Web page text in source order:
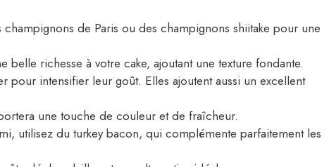
de Paris ou des champignons shiitake pour une
belle richesse à votre cake, ajoutant une texture fondante.
pour intensifier leur goût. Elles ajoutent aussi un excellent
une touche de couleur et de fraîcheur.
utilisez du turkey bacon, qui complémente parfaitement les